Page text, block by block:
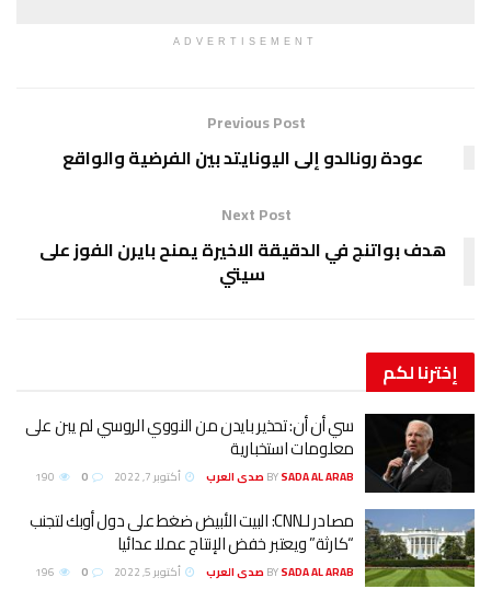
ADVERTISEMENT
Previous Post
عودة رونالدو إلى اليونايتد بين الفرضية والواقع
Next Post
هدف بواتنج في الدقيقة الاخيرة يمنح بايرن الفوز على
سيتي
إخترنالكم
سي أن أن: تحذير بايدن من النووي الروسي لم يبن على
معلومات استخبارية
BYSADA AL ARAB صدى العرب أكتوبر 7, 2022
مصادر لـCNN: البيت الأبيض ضغط على دول أوبك لتجنب
“كارثة” ويعتبر خفض الإنتاج عملا عدائيا
BYSADA AL ARAB صدى العرب أكتوبر 5, 2022